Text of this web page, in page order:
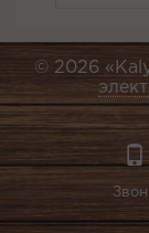
© 2026